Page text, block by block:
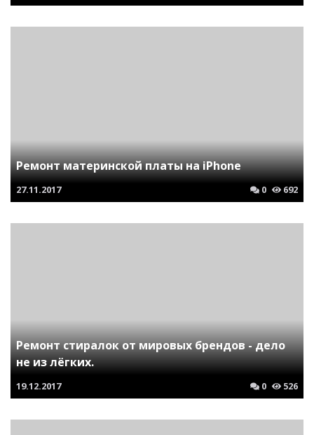
Ремонт материнской платы на iPhone
27.11.2017 0 692
Ремонт стиралок от мировых брендов - дело
не из лёгких.
19.12.2017 0 526